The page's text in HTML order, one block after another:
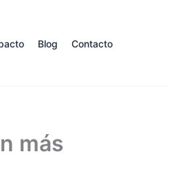
Blog Contacto
más